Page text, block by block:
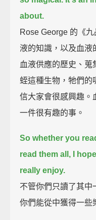
about.
Rose George 的《
液的知識，以及血液
血液供應的歷史、蒐
蛭這種生物，牠們的
信大家會很感興趣。
一件很有趣的事。
So whether you
read them all,
I
really enjoy.
不管你們只讀了其中
你們能從中獲得一些